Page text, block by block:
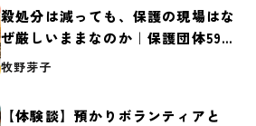
殺処分は減っても、保護の現場はな
ぜ厳しいままなのか｜保護団体59団
体の実態調査【保護犬・保護猫白書
牧野芽子
【体験談】預かりボランティアと